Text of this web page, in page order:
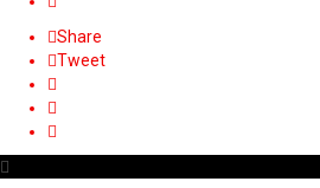
Share
Tweet